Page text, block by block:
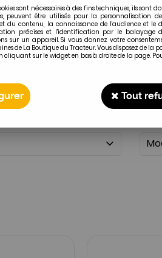
100-
sont nécessaires à des fins techniques, ils sont
peuvent être utilisés pour la personnalisation
du contenu, la connaissance de l'audience et le
précises et l'identification par le balayage
sur un appareil. Si vous donnez votre
de La Boutique du Tracteur. Vous disposez de la
cliquant sur le widget en bas à droite de la page.
Tout